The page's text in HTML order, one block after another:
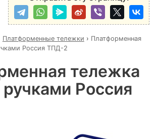
Платформенные тележки › Платформенная
Россия ТПД-2
тележка
Россия